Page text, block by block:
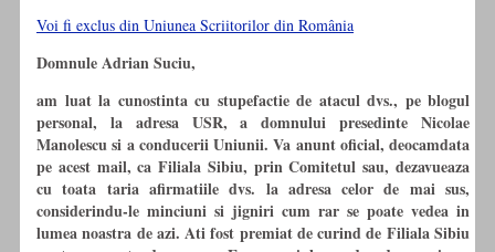
Voi fi exclus din Uniunea Scriitorilor din România
Domnule Adrian Suciu,
am luat la cunostinta cu stupefactie de atacul dvs., pe blogul
personal, la adresa USR, a domnului presedinte Nicolae
Manolescu si a conducerii Uniunii. Va anunt oficial, deocamdata
pe acest mail, ca Filiala Sibiu, prin Comitetul sau, dezavueaza
cu toata taria afirmatiile dvs. la adresa celor de mai sus,
considerindu-le minciuni si jigniri cum rar se poate vedea in
lumea noastra de azi. Ati fost premiat de curind de Filiala Sibiu